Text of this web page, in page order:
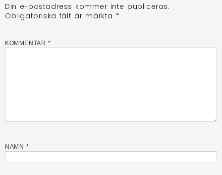
Din e-postadress kommer inte publiceras.
Obligatoriska fält är märkta *
KOMMENTAR*
NAMN*